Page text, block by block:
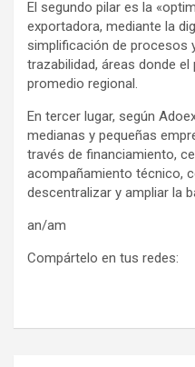
El segundo pilar es la
exportadora, mediante la
simplificación de procesos
trazabilidad, áreas donde el
promedio regional.
En tercer lugar, según
medianas y pequeñas
través de financiamiento,
acompañamiento técnico,
descentralizar y ampliar la
an/am
Compártelo en tus redes: